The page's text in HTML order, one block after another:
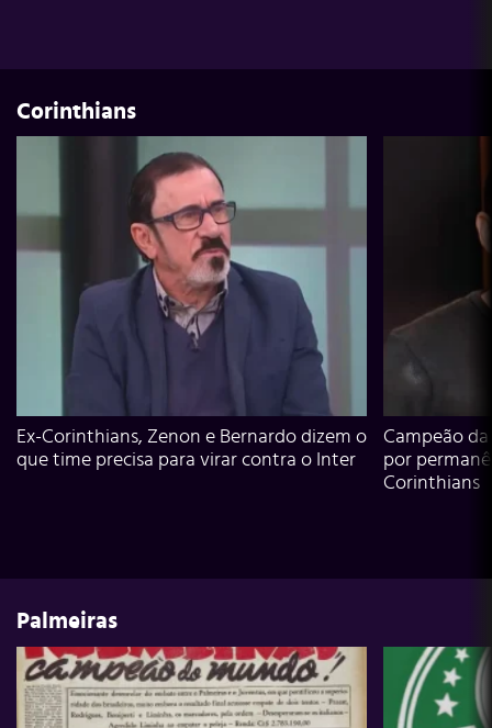
Corinthians
Ex-Corinthians, Zenon e Bernardo dizem o
que time precisa para virar contra o Inter
Campeão
por
Corinthians
Palmeiras